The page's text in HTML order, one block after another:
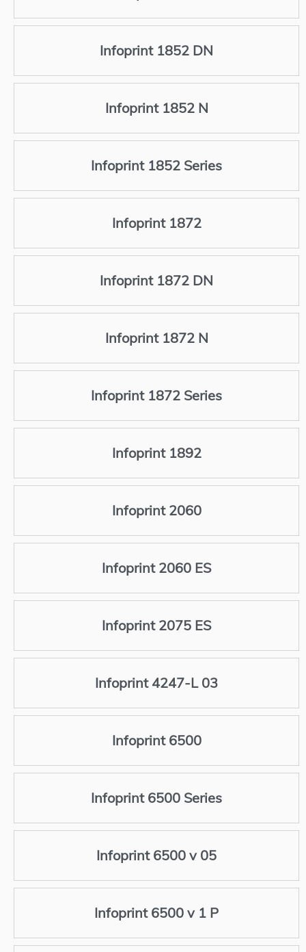
Infoprint 1852 DN
Infoprint 1852 N
Infoprint 1852 Series
Infoprint 1872
Infoprint 1872 DN
Infoprint 1872 N
Infoprint 1872 Series
Infoprint 1892
Infoprint 2060
Infoprint 2060 ES
Infoprint 2075 ES
Infoprint 4247-L 03
Infoprint 6500
Infoprint 6500 Series
Infoprint 6500 v 05
Infoprint 6500 v 1 P